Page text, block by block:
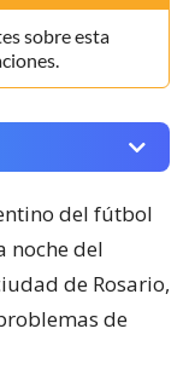
sobre esta
del fútbol
noche del
de Rosario,
de